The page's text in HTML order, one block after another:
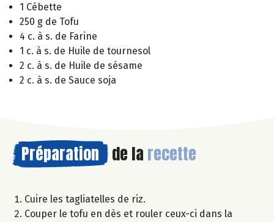
1 Cébette
250 g de Tofu
4 c. à s. de Farine
1 c. à s. de Huile de tournesol
2 c. à s. de Huile de sésame
2 c. à s. de Sauce soja
Préparation de la recette
Cuire les tagliatelles de riz.
Couper le tofu en dès et rouler ceux-ci dans la